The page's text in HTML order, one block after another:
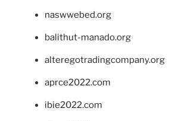
naswwebed.org
balithut-manado.org
alteregotradingcompany.org
aprce2022.com
ibie2022.com